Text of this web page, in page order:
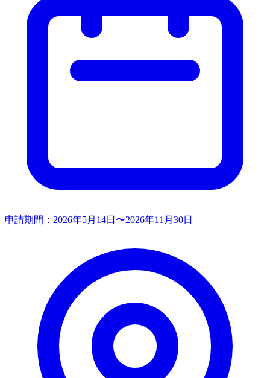
申請期間： 2026年5月14日〜2026年11月30日